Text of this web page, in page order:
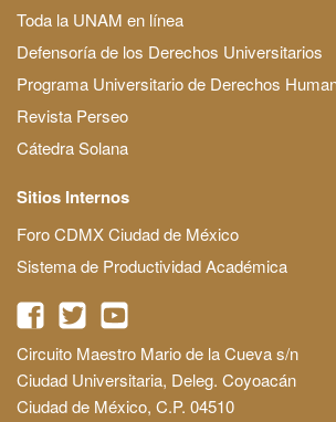
Toda la UNAM en línea
Defensoría de los Derechos Universitarios
Programa Universitario de Derechos
Revista Perseo
Cátedra Solana
Sitios Internos
Foro CDMX Ciudad de México
Sistema de Productividad Académica
Circuito Maestro Mario de la Cueva s/n
Ciudad Universitaria, Deleg. Coyoacán
Ciudad de México, C.P. 04510